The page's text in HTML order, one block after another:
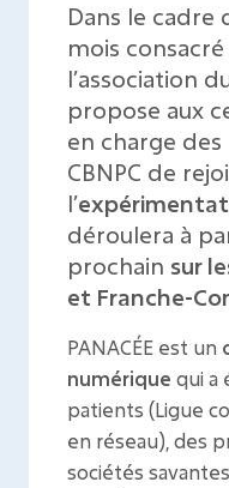
Dans le cadre
mois consacré
l’association
propose aux
en charge
CBNPC de
l’
déroulera à
prochain sur
et Franche-
PANACÉE est un
numérique qui a
patients (Ligue
en réseau), des
sociétés savantes